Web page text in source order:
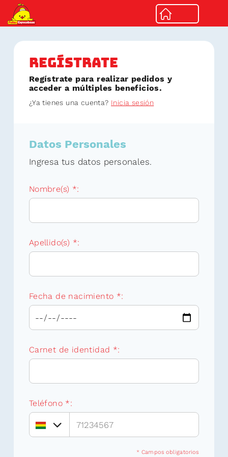
Regístrate
Regístrate para realizar pedidos y
acceder a múltiples beneficios.
¿Ya tienes una cuenta? Inicia sesión
Datos Personales
Ingresa tus datos personales.
Nombre(s) *:
Apellido(s) *:
Fecha de nacimiento *:
Carnet de identidad *:
Teléfono *:
* Campos obligatorios